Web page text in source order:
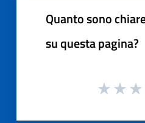
Quanto sono
su questa pagina?